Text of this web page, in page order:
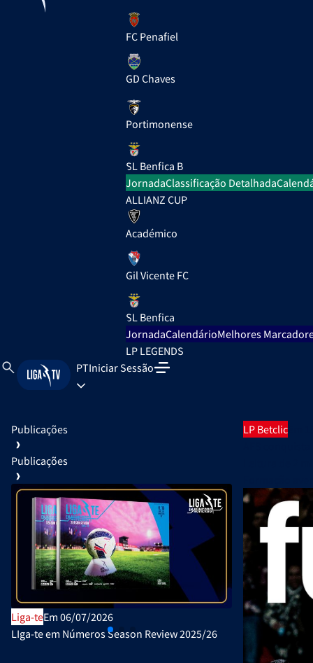
FC Penafiel
GD Chaves
Portimonense
SL Benfica B
JornadaClassificação Detalhada
ALLIANZ CUP
Académico
Gil Vicente FC
SL Benfica
JornadaCalendárioMelhores
LP LEGENDS
PTIniciar Sessão
Publicações
Publicações
Liga-teEm 06/07/2026
LIga-te em Números Season Review 2025/26
Publicações
Plano de
LP BetclicEm